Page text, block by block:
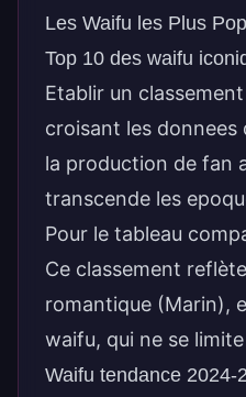
Les Waifu les Plus
Top 10 des waifu
Etablir un
croisant les donnees
la production de fan
transcende les
Pour le tableau
Ce classement
romantique (Marin),
waifu, qui ne se
Waifu tendance 2024-